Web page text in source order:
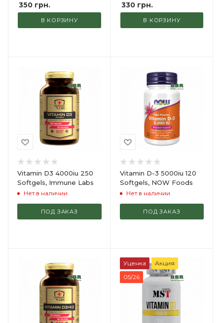
350 грн.
В КОРЗИНУ
330грн.
В КОРЗИНУ
Vitamin D3 4000iu 250
Softgels, Immune Labs
Нет в наличии
ПОД ЗАКАЗ
Vitamin D-3 5000iu 120
Softgels, NOW Foods
Нет в наличии
ПОД ЗАКАЗ
Уценка
Акция
05/26